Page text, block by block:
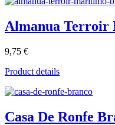
Almanua Terroir
9,75 €
Product details
Casa De Ronfe